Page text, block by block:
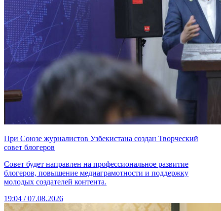
При Союзе журналистов Узбекистана создан Творческий
совет блогеров
Совет будет направлен на профессиональное развитие
блогеров, повышение медиаграмотности и поддержку
молодых создателей контента.
19:04 / 07.08.2026